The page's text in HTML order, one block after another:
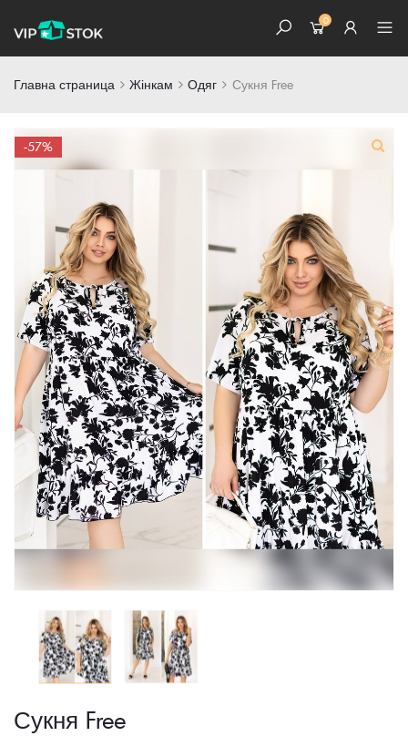
0
Главна страница Жінкам Одяг Сукня Free
Skip
-57%
Сукня Free